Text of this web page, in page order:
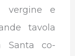
vergine e
tavola
Santa co-